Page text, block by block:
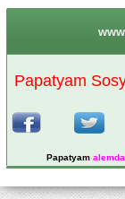
Papatyam
Papatyam